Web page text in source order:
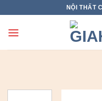
content
NỘI THẤT